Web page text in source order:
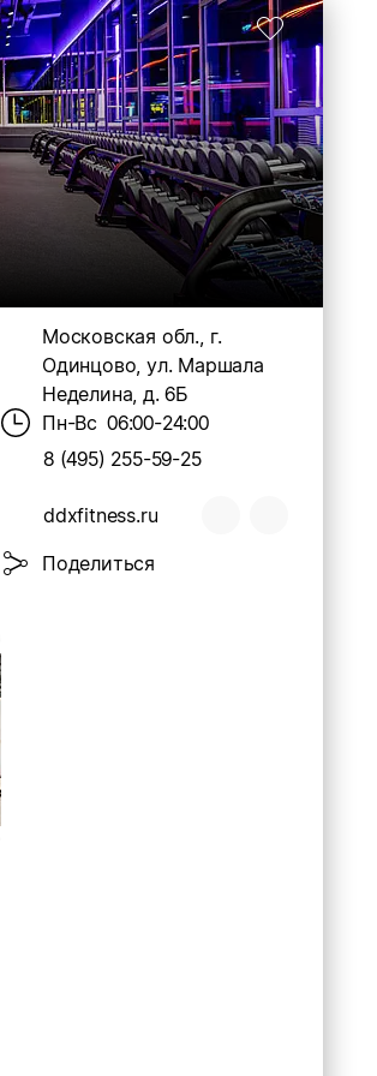
Московская обл., г.
Одинцово, ул. Маршала
Неделина, д. 6Б
Пн-Вс 06:00-24:00
8 (495) 255-59-25
ddxfitness.ru
Поделиться